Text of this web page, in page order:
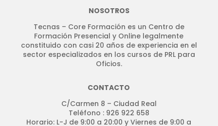
NOSOTROS
Tecnas – Core Formación es un Centro de
Formación Presencial y Online legalmente
constituido con casi 20 años de experiencia en el
sector especializados en los cursos de PRL para
Oficios.
CONTACTO
C/Carmen 8 – Ciudad Real
Teléfono : 926 922 658
Horario: L-J de 9:00 a 20:00 y Viernes de 9:00 a